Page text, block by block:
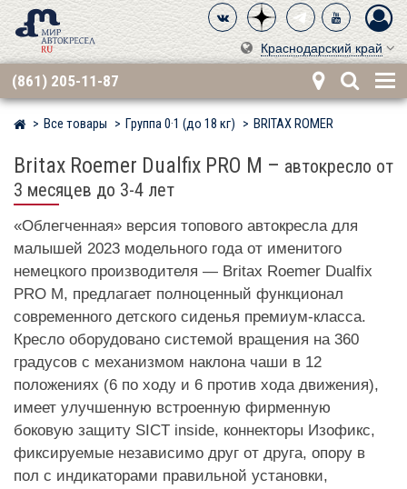
Краснодарский край
(861) 205-11-87
Мир детских автокресел
Все товары Группа 0·1 (до 18 кг) BRITAX RÖMER
Britax Roemer Dualfix PRO M – автокресло от
3 месяцев до 3-4 лет
«Облегченная» версия топового автокресла для
малышей 2023 модельного года от именитого
немецкого производителя — Britax Roemer Dualfix
PRO M, предлагает полноценный функционал
современного детского сиденья премиум-класса.
Кресло оборудовано системой вращения на 360
градусов с механизмом наклона чаши в 12
положениях (6 по ходу и 6 против хода движения),
имеет улучшенную встроенную фирменную
боковую защиту SICT inside, коннекторы Изофикс,
фиксируемые независимо друг от друга, опору в
пол с индикаторами правильной установки,